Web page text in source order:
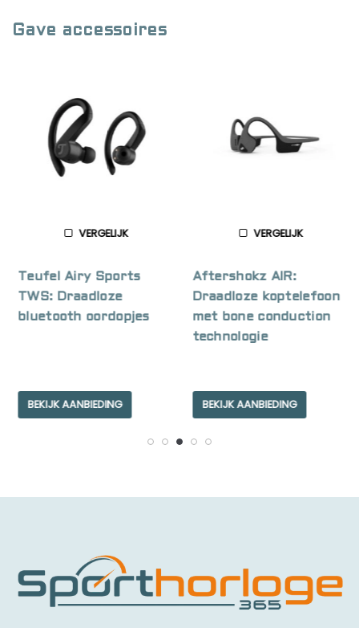
Gave accessoires
VERGELIJK
Teufel Airy Sports
TWS: Draadloze
bluetooth oordopjes
BEKIJK AANBIEDING
VERGELIJK
Aftershokz AIR:
Draadloze koptelefoon
met bone conduction
technologie
BEKIJK AANBIEDING